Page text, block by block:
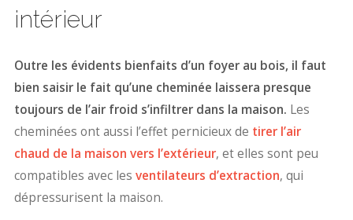
intérieur
Outre les évidents bienfaits d’un foyer au bois, il faut
bien saisir le fait qu’une cheminée laissera presque
toujours de l’air froid s’infiltrer dans la maison. Les
cheminées ont aussi l’effet pernicieux de tirer l’air
chaud de la maison vers l’extérieur, et elles sont peu
compatibles avec les ventilateurs d’extraction, qui
dépressurisent la maison.